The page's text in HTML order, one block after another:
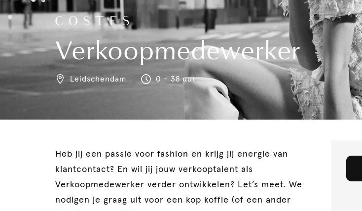
Verkoopmedewerker
Leidschendam 0 - 38 uur
E-
Heb jij een passie voor fashion en krijg jij energie van
klantcontact? En wil jij jouw verkooptalent als
Verkoopmedewerker verder ontwikkelen? Let’s meet. We
nodigen je graag uit voor een kop koffie (of een ander